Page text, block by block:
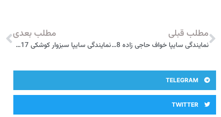
مطلب قبلی
نمایندگی سایپا خواف حاجی زاده 3028
مطلب بعدی
نمایندگی سایپا سبزوار کوشکی 3017
TELEGRAM
TWITTER